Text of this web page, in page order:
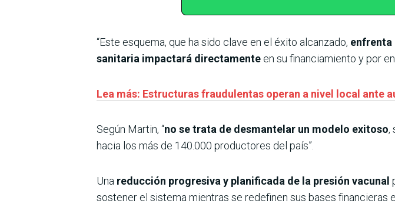
“Este esquema, que ha sido clave en el éxito alcanzado, enfrenta
sanitaria impactará directamente en su financiamiento y por
Lea más: Estructuras fraudulentas operan a nivel local ante
Según Martin, “no se trata de desmantelar un modelo exitoso,
hacia los más de 140.000 productores del país”.
Una reducción progresiva y planificada de la presión vacunal
sostener el sistema mientras se redefinen sus bases financieras